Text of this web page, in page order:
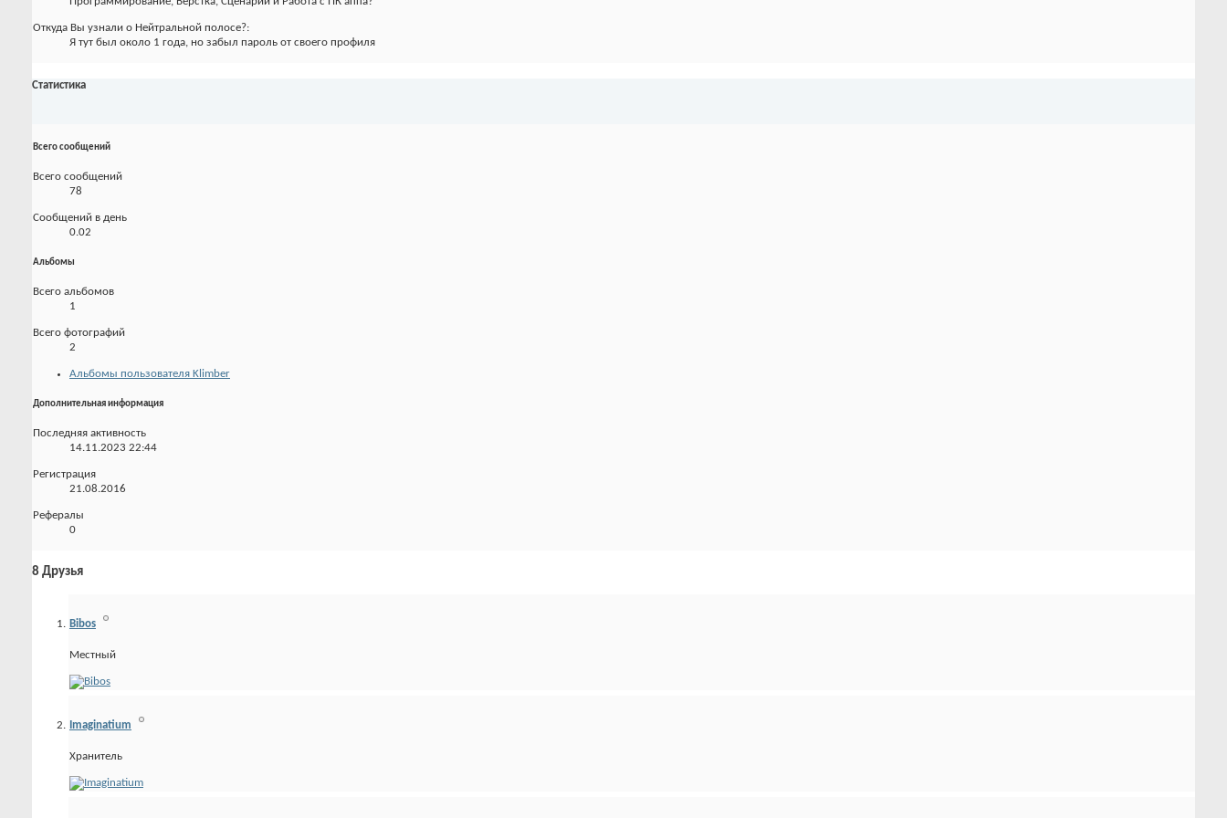
Откуда Вы узнали о Нейтральной полосе?:
Я тут был около 1 года, но забыл пароль от своего профиля
Статистика
Всего сообщений
Всего сообщений
78
Сообщений в день
0.02
Альбомы
Всего альбомов
1
Всего фотографий
2
Альбомы пользователя Klimber
Дополнительная информация
Последняя активность
14.11.2023 22:44
Регистрация
21.08.2016
Рефералы
0
8 Друзья
Bibos
Местный
Imaginatium
Хранитель